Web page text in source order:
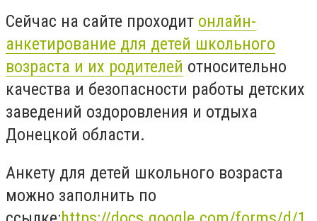
Сейчас на сайте проходит онлайн-
анкетирование для детей школьного
возраста и их родителей относительно
качества и безопасности работы детских
заведений оздоровления и отдыха
Донецкой области.
Анкету для детей школьного возраста
можно заполнить по